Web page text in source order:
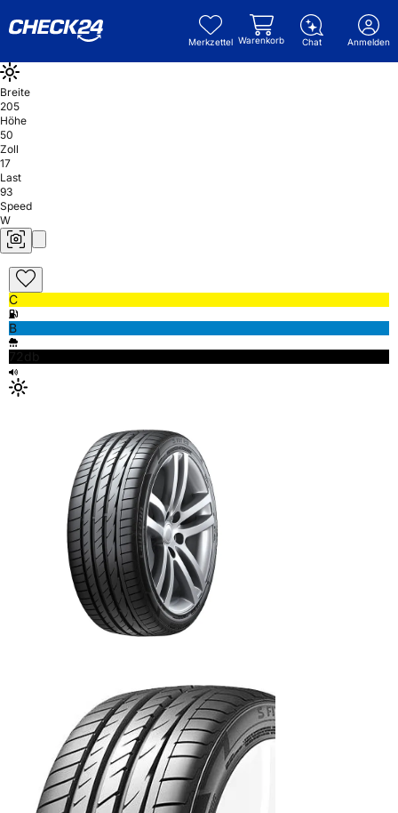
Merkzettel Warenkorb Chat Anmelden
Breite
205
Höhe
50
Zoll
17
Last
93
Speed
W
C
B
72db